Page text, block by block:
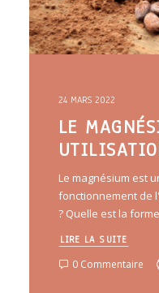
24 MARS 2022
LE
Le magnésium est
fonctionnement de
? Quelle est la
LIRE LA SUITE
0 Commentaire